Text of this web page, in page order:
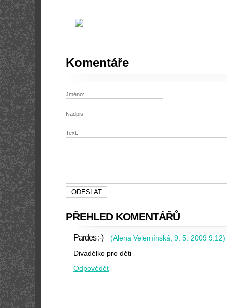
Komentáře
Jméno:
Nadpis:
Text:
PŘEHLED KOMENTÁŘŮ
Pardes :-) (Alena Velemínská 9. 5. 2009 9:12)
Divadélko pro děti
Odpovědět